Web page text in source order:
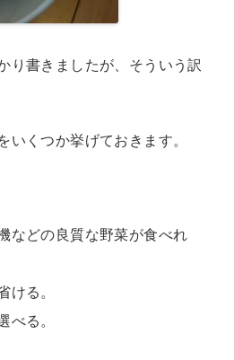
り書きましたが、そういう訳
いくつか挙げておきます。
などの良質な野菜が食べれ
ける。
べる。